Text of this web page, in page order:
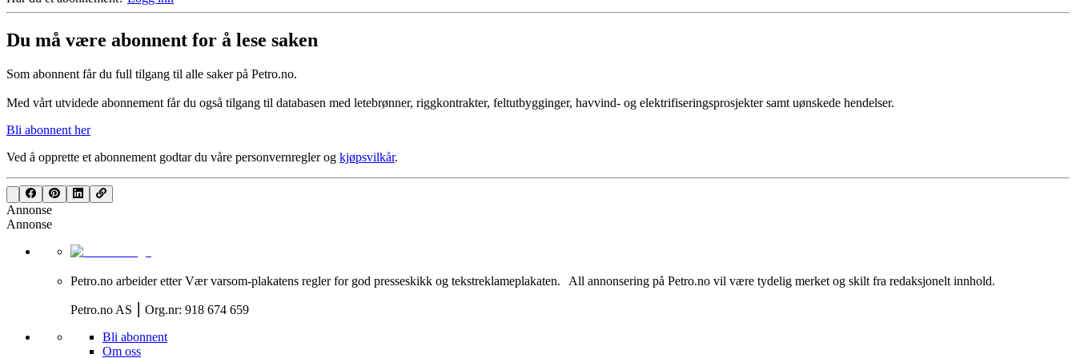
Du må være abonnent for å lese saken
Som abonnent får du full tilgang til alle saker på Petro.no.
Med vårt utvidede abonnement får du også tilgang til databasen med letebrønner, riggkontrakter, feltutbygginger, havvind- og elektrifiseringsprosjekter samt uønskede hendelser.
Bli abonnent her
Ved å opprette et abonnement godtar du våre personvernreglerog kjøpsvilkår.
Annonse
Annonse
Petro.no arbeider etter Vær varsom-plakatens regler for god presseskikk og tekstreklameplakaten. All annonsering på Petro.no vil være tydelig merket og skilt fra redaksjonelt innhold.
Petro.no AS ⎮ Org.nr: 918 674 659
Bli abonnent
Om oss